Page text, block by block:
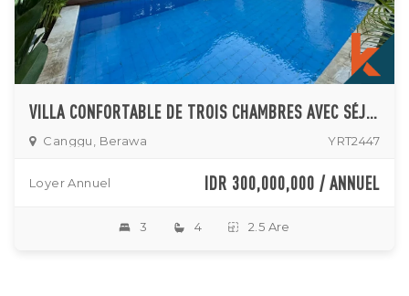
VILLA CONFORTABLE DE TROIS CHAMBRES AVEC SÉJOUR FERMÉ ET PISCINE PRIVÉE À CANGGU
Canggu, Berawa YRT2447
Loyer Annuel IDR 300,000,000 / ANNUEL
3 4 2.5 Are